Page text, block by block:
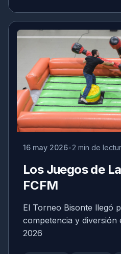
16 may 2026 2 min de
Los Juegos de
FCFM
El Torneo Bisonte llegó
competencia y diversión
2026